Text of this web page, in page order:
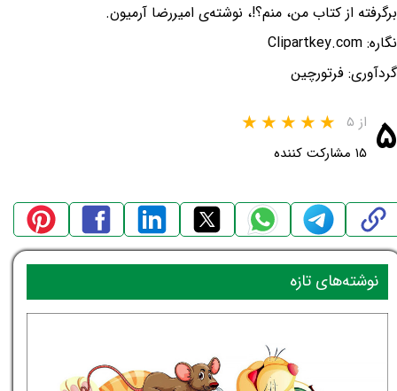
برگرفته از کتاب من، منم؟!، نوشته‌ی امیررضا آرمیون.
نگاره: Clipartkey.com
گردآوری: فرتورچین
۵ از ۵
۱۵ مشارکت کننده
نوشته‌های تازه